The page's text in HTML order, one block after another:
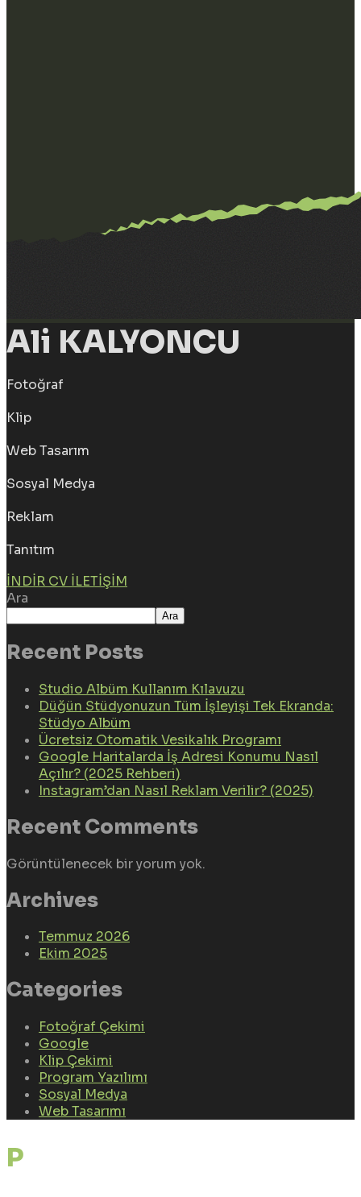
Ali KALYONCU
Fotoğraf
Klip
Web Tasarım
Sosyal Medya
Reklam
Tanıtım
İNDIR CV İLETIŞIM
Ara
Ara
Recent Posts
Studio Albüm Kullanım Kılavuzu
Düğün Stüdyonuzun Tüm İşleyişi Tek Ekranda:
Stüdyo Albüm
Ücretsiz Otomatik Vesikalık Programı
Google Haritalarda İş Adresi Konumu Nasıl
Açılır? (2025 Rehberi)
Instagram’dan Nasıl Reklam Verilir? (2025)
Recent Comments
Görüntülenecek bir yorum yok.
Archives
Temmuz 2026
Ekim 2025
Categories
Fotoğraf Çekimi
Google
Klip Çekimi
Program Yazılımı
Sosyal Medya
Web Tasarımı